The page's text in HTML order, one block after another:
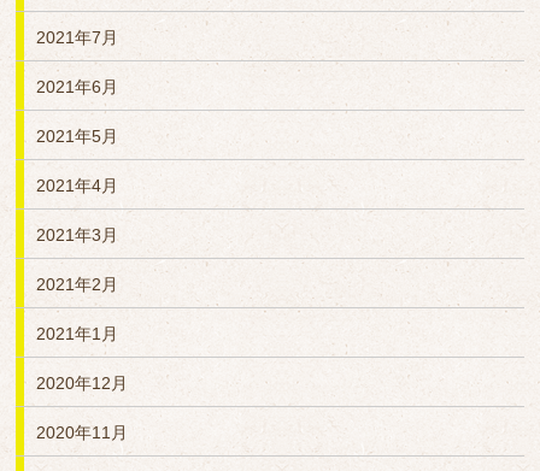
2021年7月
2021年6月
2021年5月
2021年4月
2021年3月
2021年2月
2021年1月
2020年12月
2020年11月